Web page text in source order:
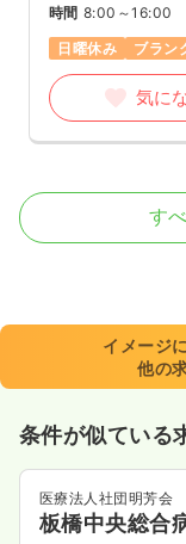
時間 8:00～16:00
日曜休み
ブラン
気に
外来 正・准看護師
8:30～16:30
日祝休み
年間休
気に
日勤のみ（パー
す
イメージ
他の
条件が似ている
医療法人社団明芳会
板橋中央総合